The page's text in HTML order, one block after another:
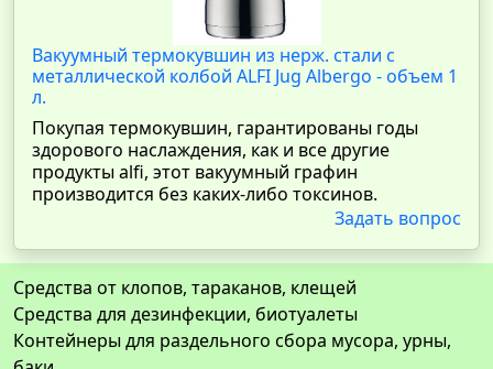
Вакуумный термокувшин из нерж. стали с
металлической колбой ALFI Jug Albergo - объем 1
л.
Покупая термокувшин, гарантированы годы
здорового наслаждения, как и все другие
продукты alfi, этот вакуумный графин
производится без каких-либо токсинов.
Задать вопрос
Средства от клопов, тараканов, клещей
Средства для дезинфекции, биотуалеты
Контейнеры для раздельного сбора мусора, урны,